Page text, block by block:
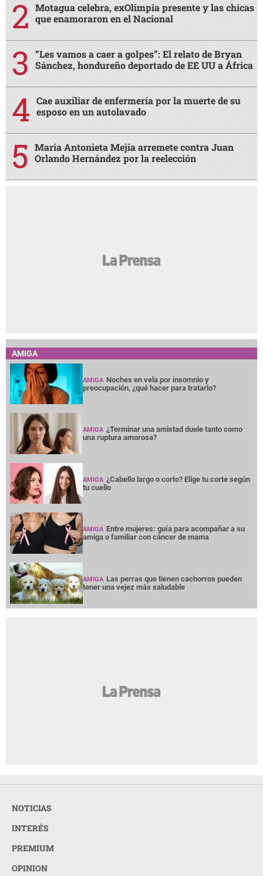
Motagua celebra, exOlimpia presente y las chicas
que enamoraron en el Nacional
“Les vamos a caer a golpes”: El relato de Bryan
Sánchez, hondureño deportado de EE UU a África
Cae auxiliar de enfermería por la muerte de su
esposo en un autolavado
María Antonieta Mejía arremete contra Juan
Orlando Hernández por la reelección
AMIGA
AMIGA Noches en vela por insomnio y
preocupación, ¿qué hacer para tratarlo?
AMIGA ¿Terminar una amistad duele tanto como
una ruptura amorosa?
AMIGA ¿Cabello largo o corto? Elige tu corte según
tu cuello
AMIGA Entre mujeres: guía para acompañar a su
amiga o familiar con cáncer de mama
AMIGA Las perras que tienen cachorros pueden
tener una vejez más saludable
NOTICIAS
INTERÉS
PREMIUM
OPINION